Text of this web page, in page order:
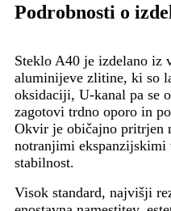
Podrobnosti o
Steklo A40 je izdelano
aluminijeve zlitine, ki so
oksidaciji, U-kanal pa se
zagotovi trdno oporo in
Okvir je običajno pritrjen
notranjimi ekspanzijskimi
stabilnost.
Visok standard, najvišji